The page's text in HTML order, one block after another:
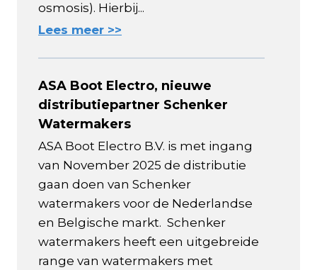
osmosis). Hierbij...
Lees meer >>
ASA Boot Electro, nieuwe
distributiepartner Schenker
Watermakers
ASA Boot Electro B.V. is met ingang
van November 2025 de distributie
gaan doen van Schenker
watermakers voor de Nederlandse
en Belgische markt. Schenker
watermakers heeft een uitgebreide
range van watermakers met